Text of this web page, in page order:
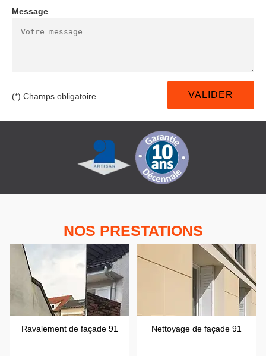
Message
(*) Champs obligatoire
NOS PRESTATIONS
Ravalement de façade 91 Nettoyage de façade 91